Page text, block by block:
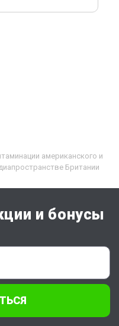
американского и
Британии
и бонусы